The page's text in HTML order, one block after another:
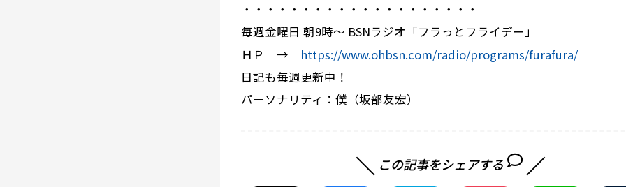
・・・・・・・・・・・・・・・・・・・・
毎週金曜日 朝9時～ BSNラジオ「フラっとフライデー」
ＨＰ → https://www.ohbsn.com/radio/programs/furafura/
日記も毎週更新中！
パーソナリティ：僕（坂部友宏）
この記事をシェアする